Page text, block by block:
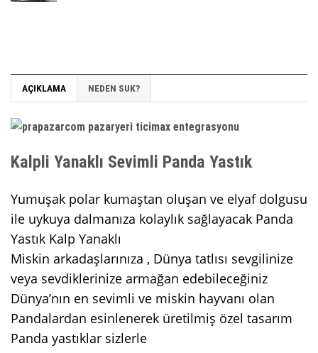
AÇIKLAMA NEDEN SUK?
Kalpli Yanaklı Sevimli Panda Yastık
Yumuşak polar kumaştan oluşan ve elyaf dolgusu
ile uykuya dalmanıza kolaylık sağlayacak Panda
Yastık Kalp Yanaklı
Miskin arkadaşlarınıza , Dünya tatlısı sevgilinize
veya sevdiklerinize armağan edebileceğiniz
Dünya’nın en sevimli ve miskin hayvanı olan
Pandalardan esinlenerek üretilmiş özel tasarım
Panda yastıklar sizlerle